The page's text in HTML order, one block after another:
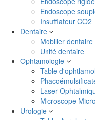
Endoscope
Insufflateur CO2
Dentaire
Mobilier dentaire
Unité dentaire
Ophtamologie
Table
Laser
Microscope
Urologie